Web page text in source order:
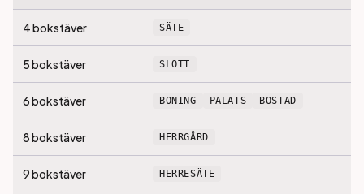
4bokstäver SÄTE
5bokstäver SLOTT
6bokstäver BONING PALATS BOSTAD
8bokstäver HERRGÅRD
9bokstäver HERRESÄTE